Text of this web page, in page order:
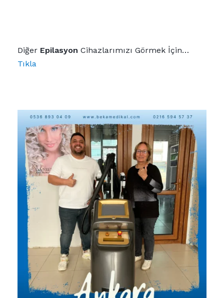
Diğer Epilasyon Cihazlarımızı Görmek İçin…
Tıkla